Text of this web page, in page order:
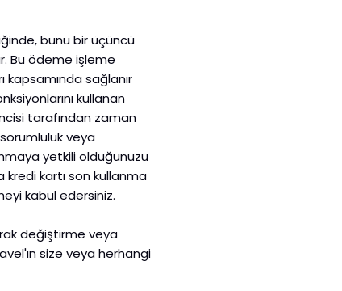
bunu bir üçüncü
Bu ödeme işleme
kapsamında sağlanır
kullanan
tarafından zaman
veya
yetkili olduğunuzu
kartı son kullanma
kabul edersiniz.
değiştirme veya
size veya herhangi